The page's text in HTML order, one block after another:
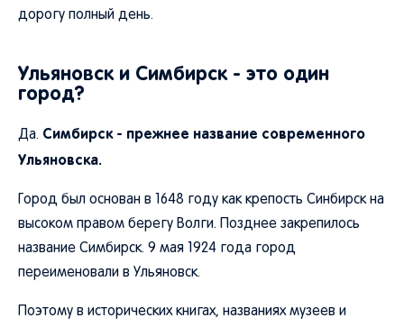
дорогу полный день.
Ульяновск и Симбирск - это один
город?
Да. Симбирск - прежнее название современного
Ульяновска.
Город был основан в 1648 году как крепость Синбирск на
высоком правом берегу Волги. Позднее закрепилось
название Симбирск. 9 мая 1924 года город
переименовали в Ульяновск.
Поэтому в исторических книгах, названиях музеев и